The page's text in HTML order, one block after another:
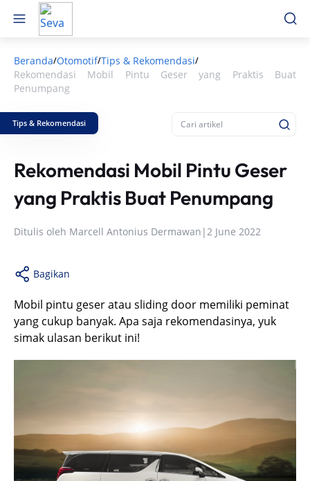
Beranda/Otomotif/Tips & Rekomendasi/
Rekomendasi Mobil Pintu Geser yang Praktis Buat
Penumpang
Tips & Rekomendasi
Rekomendasi Mobil Pintu Geser
yang Praktis Buat Penumpang
Ditulis oleh Marcell Antonius Dermawan |2 June 2022
Bagikan
Mobil pintu geser atau sliding door memiliki peminat
yang cukup banyak. Apa saja rekomendasinya, yuk
simak ulasan berikut ini!